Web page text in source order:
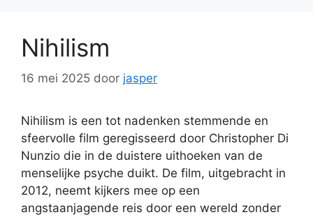
Nihilism
16 mei 2025 door jasper
Nihilism is een tot nadenken stemmende en
sfeervolle film geregisseerd door Christopher Di
Nunzio die in de duistere uithoeken van de
menselijke psyche duikt. De film, uitgebracht in
2012, neemt kijkers mee op een
angstaanjagende reis door een wereld zonder